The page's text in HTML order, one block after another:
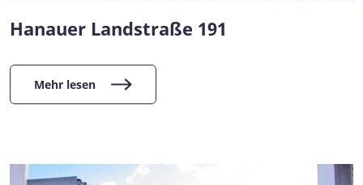
Hanauer Landstraße 191
Mehr lesen